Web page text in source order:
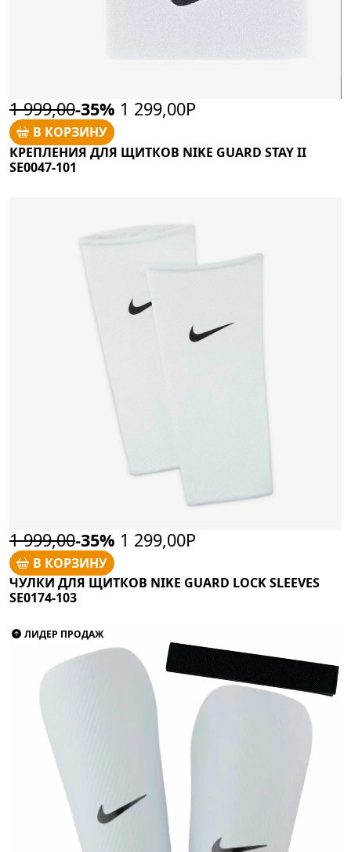
1 999,00-35% 1 299,00Р
В КОРЗИНУ
КРЕПЛЕНИЯ ДЛЯ ЩИТКОВ NIKE GUARD STAY II
SE0047-101
1 999,00-35% 1 299,00Р
В КОРЗИНУ
ЧУЛКИ ДЛЯ ЩИТКОВ NIKE GUARD LOCK SLEEVES
SE0174-103
ЛИДЕР ПРОДАЖ